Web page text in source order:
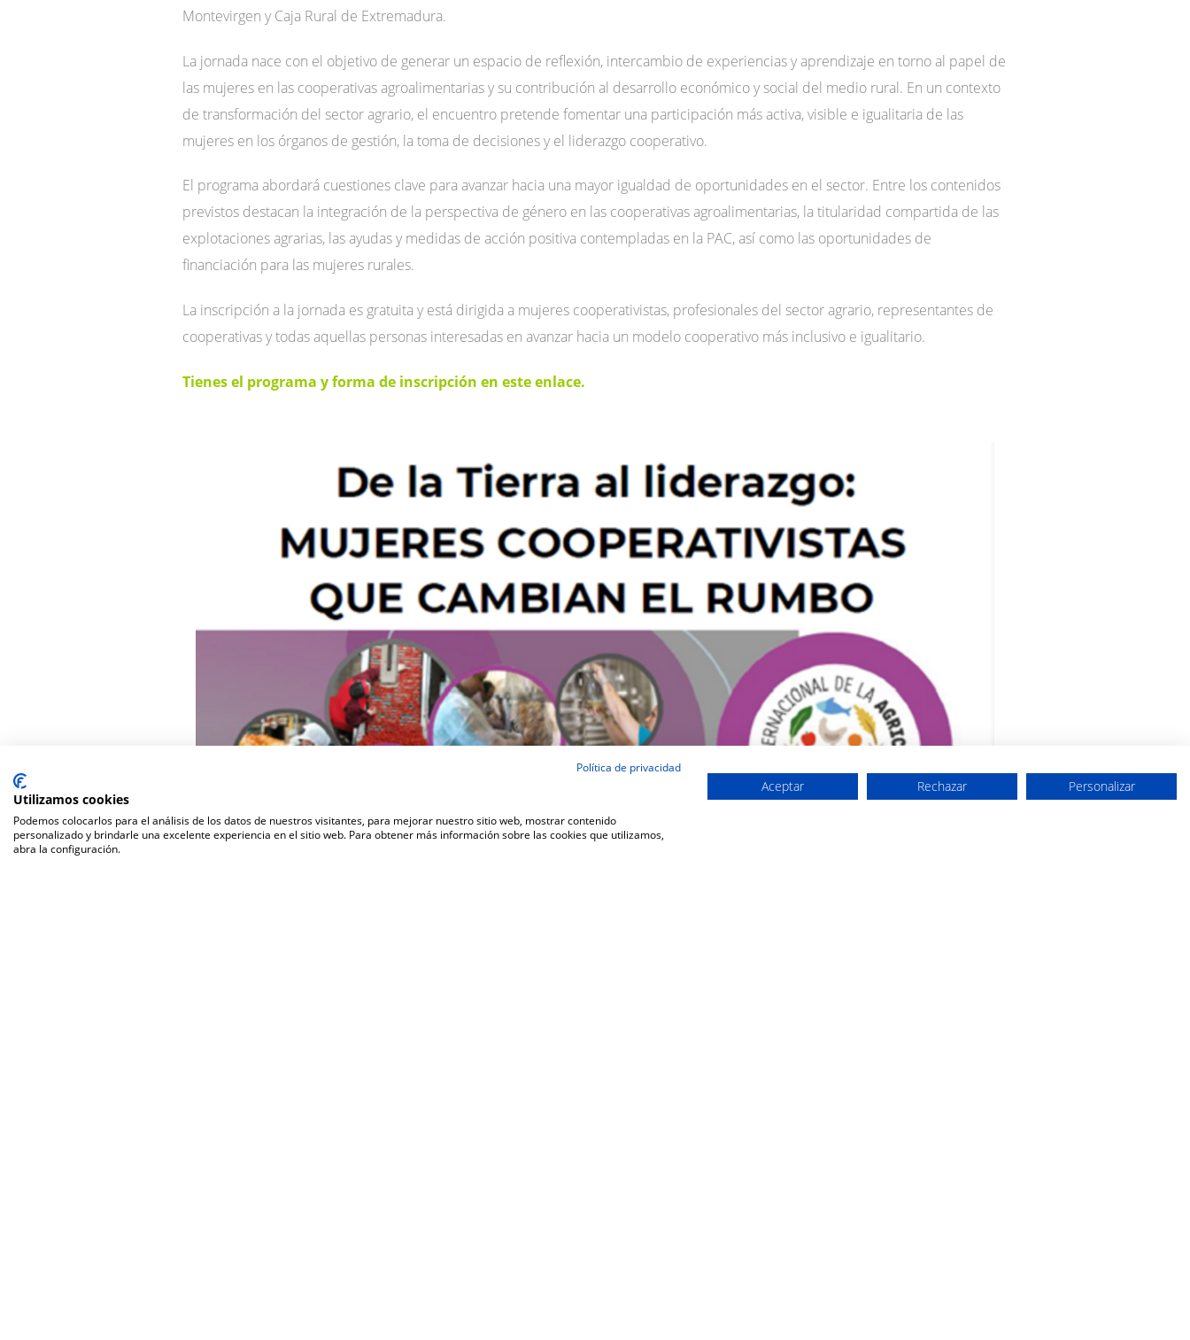
Montevirgen y Caja Rural de Extremadura.
La jornada nace con el objetivo de generar un espacio de reflexión, intercambio de experiencias y aprendizaje en torno al papel de
las mujeres en las cooperativas agroalimentarias y su contribución al desarrollo económico y social del medio rural. En un contexto
de transformación del sector agrario, el encuentro pretende fomentar una participación más activa, visible e igualitaria de las
mujeres en los órganos de gestión, la toma de decisiones y el liderazgo cooperativo.
El programa abordará cuestiones clave para avanzar hacia una mayor igualdad de oportunidades en el sector. Entre los contenidos
previstos destacan la integración de la perspectiva de género en las cooperativas agroalimentarias, la titularidad compartida de las
explotaciones agrarias, las ayudas y medidas de acción positiva contempladas en la PAC, así como las oportunidades de
financiación para las mujeres rurales.
La inscripción a la jornada es gratuita y está dirigida a mujeres cooperativistas, profesionales del sector agrario, representantes de
cooperativas y todas aquellas personas interesadas en avanzar hacia un modelo cooperativo más inclusivo e igualitario.
Tienes el programa y forma de inscripción en este enlace.
Política de privacidad
Utilizamos cookies
Podemos colocarlos para el análisis de los datos de nuestros visitantes, para mejorar nuestro sitio web, mostrar contenido
personalizado y brindarle una excelente experiencia en el sitio web. Para obtener más información sobre las cookies que utilizamos,
abra la configuración.
Aceptar Rechazar Personalizar